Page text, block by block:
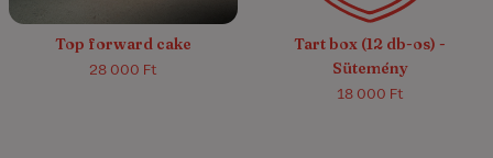
Top forward cake
28 000 Ft
Tart box (12 db-os) -
Sütemény
18 000 Ft